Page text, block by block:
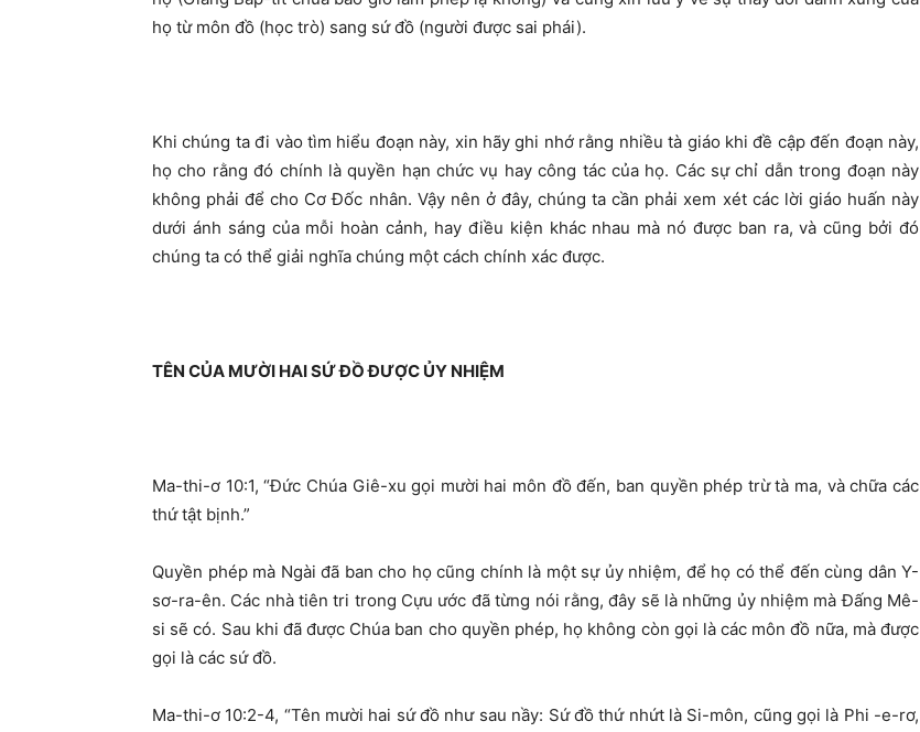
họ từ môn đồ (học trò) sang sứ đồ (người được sai phái).
Khi chúng ta đi vào tìm hiểu đoạn này, xin hãy ghi nhớ rằng nhiều tà giáo khi đề cập đến đoạn này,
họ cho rằng đó chính là quyền hạn chức vụ hay công tác của họ. Các sự chỉ dẫn trong đoạn này
không phải để cho Cơ Đốc nhân. Vậy nên ở đây, chúng ta cần phải xem xét các lời giáo huấn này
dưới ánh sáng của mỗi hoàn cảnh, hay điều kiện khác nhau mà nó được ban ra, và cũng bởi đó
chúng ta có thể giải nghĩa chúng một cách chính xác được.
TÊN CỦA MƯỜI HAI SỨ ĐỒ ĐƯỢC ỦY NHIỆM
Ma-thi-ơ 10:1, “Đức Chúa Giê-xu gọi mười hai môn đồ đến, ban quyền phép trừ tà ma, và chữa các
thứ tật bịnh.”
Quyền phép mà Ngài đã ban cho họ cũng chính là một sự ủy nhiệm, để họ có thể đến cùng dân Y-
sơ-ra-ên. Các nhà tiên tri trong Cựu ước đã từng nói rằng, đây sẽ là những ủy nhiệm mà Đấng Mê-
si sẽ có. Sau khi đã được Chúa ban cho quyền phép, họ không còn gọi là các môn đồ nữa, mà được
gọi là các sứ đồ.
Ma-thi-ơ 10:2-4, “Tên mười hai sứ đồ như sau nầy: Sứ đồ thứ nhứt là Si-môn, cũng gọi là Phi -e-rơ,